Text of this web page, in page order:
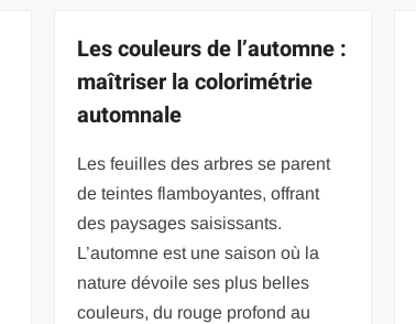
Les couleurs de l’automne :
maîtriser la colorimétrie
automnale
Les feuilles des arbres se parent
de teintes flamboyantes, offrant
des paysages saisissants.
L’automne est une saison où la
nature dévoile ses plus belles
couleurs, du rouge profond au